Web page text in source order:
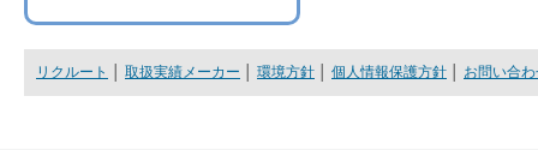
リクルート 取扱実績メーカー 環境方針 個人情報保護方針 お問い合